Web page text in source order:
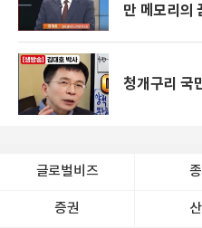
만 메모리의
청개구리 국
글로벌비즈
증권